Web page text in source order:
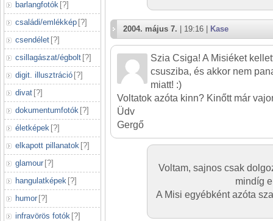
barlangfotók [?]
családi/emlékkép [?]
csendélet [?]
csillagászat/égbolt [?]
digit. illusztráció [?]
divat [?]
dokumentumfotók [?]
életképek [?]
elkapott pillanatok [?]
glamour [?]
hangulatképek [?]
humor [?]
infravörös fotók [?]
2004. május 7. | 19:16 | Kase
Szia Csiga! A Misiéket
csusziba, és akkor nem
miatt! :)
Voltatok azóta kinn? Kinőtt már
Üdv
Gergő
Voltam, sajnos csak
mindíg
A Misi egyébként azóta